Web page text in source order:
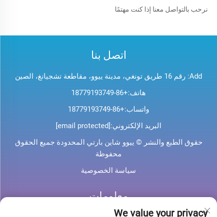
نرحب بالتواصل معنا إذا كنت مهتمًا
اتصل بنا
Add: رقم 16 طريق تونغي، مدينة ييوو، مقاطعة تشجيانغ، الصين
هاتف:+86-18779193749
واتساب:+86-18779193749
البريد الإلكتروني:[email protected]
حقوق الطبع والنشر © ييوو شاين بارتي المحدودة جميع الحقوق
محفوظة
سياسة الخصوصية
معلومات
We value your privacy